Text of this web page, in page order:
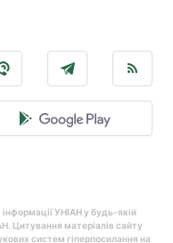
УНІАН у будь-якій
Цитування матеріалів сайту
систем гіперпосилання на